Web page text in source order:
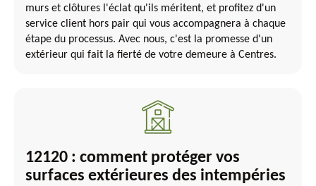
murs et clôtures l'éclat qu'ils méritent, et profitez d'un
service client hors pair qui vous accompagnera à chaque
étape du processus. Avec nous, c'est la promesse d'un
extérieur qui fait la fierté de votre demeure à Centres.
12120 : comment protéger vos
surfaces extérieures des intempéries